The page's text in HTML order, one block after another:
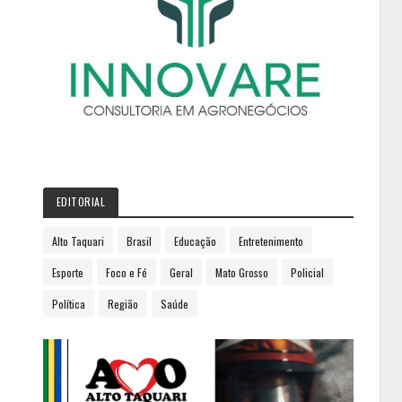
EDITORIAL
Alto Taquari Brasil Educação Entretenimento
Esporte Foco e Fé Geral Mato Grosso Policial
Política Região Saúde